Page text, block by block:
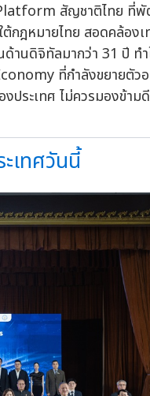
สัญชาติไทย ที่พั
ต้กฎหมายไทย สอดคล้อง
านดิจิทัลมากว่า 31 ปี ท
ที่กำลังขยายตัว
ประเทศ ไม่ควรมองข้าม
เทศวันนี้